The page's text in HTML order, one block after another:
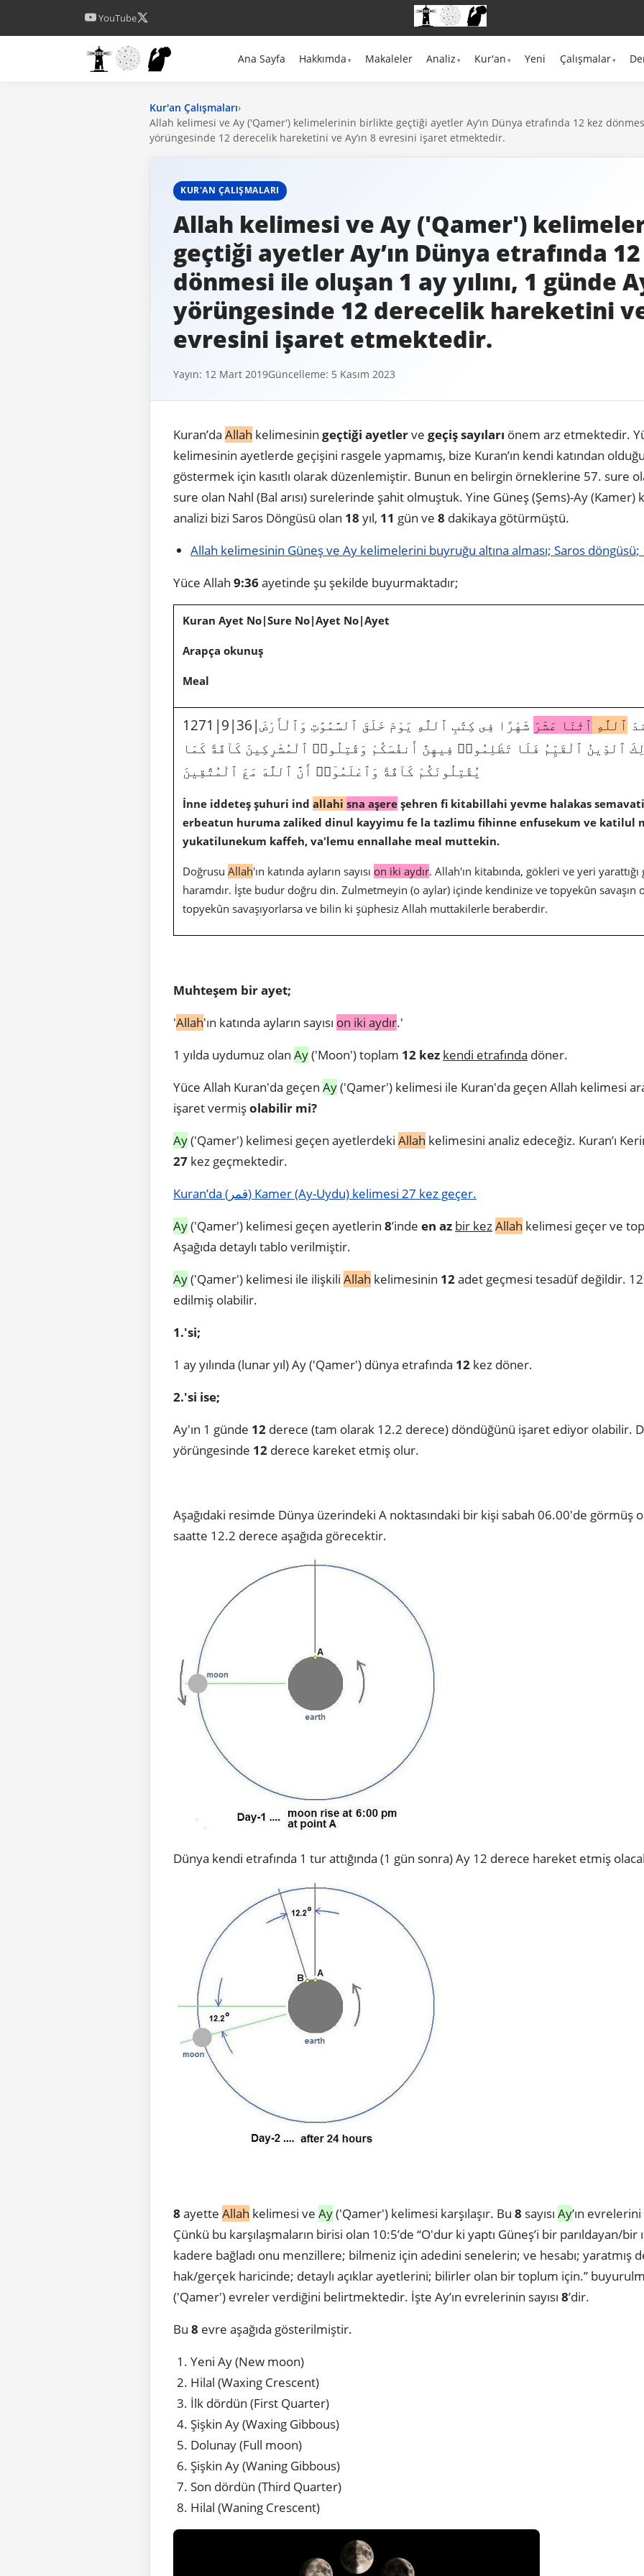
YouTube
Ana Sayfa Hakkımda Makaleler Analiz Kur'an Yeni Çalışmalar
Kur'an Çalışmaları›
Allah kelimesi ve Ay ('Qamer') kelimelerinin birlikte geçtiği ayetler Ay’ın Dünya etrafında 12 kez
yörüngesinde 12 derecelik hareketini ve Ay’ın 8 evresini işaret etmektedir.
KUR'AN ÇALIŞMALARI
Allah kelimesi ve Ay ('Qamer')
geçtiği ayetler Ay’ın Dünya etrafında
dönmesi ile oluşan 1 ay yılını, 1 günde
yörüngesinde 12 derecelik hareketini ve
evresini işaret etmektedir.
Yayın: 12 Mart 2019Güncelleme: 5 Kasım 2023
Kuran’da Allah kelimesinin geçtiği ayetlerve geçiş sayıları önem arz etmektedir.
kelimesinin ayetlerde geçişini rasgele yapmamış, bize Kuran’ın kendi katından
göstermek için kasıtlı olarak düzenlemiştir. Bunun en belirgin örneklerine 57. sure
sure olan Nahl (Bal arısı) surelerinde şahit olmuştuk. Yine Güneş (Şems)-Ay
analizi bizi Saros Döngüsü olan 18 yıl, 11 gün ve 8 dakikaya götürmüştü.
Allah kelimesinin Güneş ve Ay kelimelerini buyruğu altına alması; Saros döngüsü;
Yüce Allah 9:36ayetinde şu şekilde buyurmaktadır;
Kuran Ayet No|Sure No|Ayet No|Ayet
Arapça okunuş
Meal
ٱللَّهِ ٱثْنَا عَشَرَ شَهْرًا فِى كِتَٰبِ ٱللَّهِ يَوْمَ خَلَقَ ٱلسَّمَٰوَٰتِ وَٱلْأَرْضَ
ٱلدِّينُ ٱلْقَيِّمُ فَلَا تَظْلِمُوا۟ فِيهِنَّ أَنفُسَكُمْ وَقَٰتِلُوا۟ ٱلْمُشْرِكِينَ كَآفَّةً كَمَا
يُقَٰتِلُونَكُمْ كَآفَّةً وَٱعْلَمُوٓا۟ أَنَّ ٱللَّهَ مَعَ ٱلْمُتَّقِينَ
İnne iddeteş şuhuri ind allahi sna aşere şehren fi kitabillahi yevme halakas
erbeatun huruma zaliked dinul kayyimu fe la tazlimu fihinne enfusekum ve katilul
yukatilunekum kaffeh, va'lemu ennallahe meal muttekin.
Doğrusu Allah'ın katında ayların sayısı on iki aydır. Allah'ın kitabında, gökleri ve yeri
haramdır. İşte budur doğru din. Zulmetmeyin (o aylar) içinde kendinize ve topyekûn savaşın
topyekûn savaşıyorlarsa ve bilin ki şüphesiz Allah muttakilerle beraberdir.
Muhteşem bir ayet;
'Allah'ın katında ayların sayısı on iki aydır.'
1 yılda uydumuz olan Ay('Moon') toplam 12 kez kendi etrafında döner.
Yüce Allah Kuran'da geçen Ay('Qamer') kelimesi ile Kuran'da geçen Allah kelimesi
işaret vermişolabilir mi?
Ay('Qamer') kelimesi geçen ayetlerdeki Allah kelimesini analiz edeceğiz. Kuran’ı
27 kez geçmektedir.
Kuran’da (قمر) Kamer (Ay-Uydu) kelimesi 27 kez geçer.
Ay('Qamer') kelimesi geçen ayetlerin 8’inde en az bir kezAllah kelimesi geçer ve
Aşağıda detaylı tablo verilmiştir.
Ay('Qamer') kelimesi ile ilişkili Allah kelimesinin 12adet geçmesi tesadüf değildir. 12
edilmiş olabilir.
1.'si;
1 ay yılında (lunar yıl) Ay ('Qamer') dünya etrafında 12 kez döner.
2.'si ise;
Ay'ın 1 günde 12 derece (tam olarak 12.2 derece) döndüğünü işaret ediyor olabilir.
yörüngesinde 12 derece kareket etmiş olur.
Aşağıdaki resimde Dünya üzerindeki A noktasındaki bir kişi sabah 06.00'de görmüş
saatte 12.2 derece aşağıda görecektir.
Dünya kendi etrafında 1 tur attığında (1 gün sonra) Ay 12 derece hareket etmiş
8 ayette Allah kelimesi ve Ay('Qamer') kelimesi karşılaşır. Bu 8 sayısı Ay’ın
Çünkü bu karşılaşmaların birisi olan 10:5’de “O'dur ki yaptı Güneş’i bir parıldayan/bir
kadere bağladı onu menzillere; bilmeniz için adedini senelerin; ve hesabı; yaratmış
hak/gerçek haricinde; detaylı açıklar ayetlerini; bilirler olan bir toplum için.”
('Qamer') evreler verdiğini belirtmektedir. İşte Ay’ın evrelerinin sayısı 8’dir.
Bu 8 evre aşağıda gösterilmiştir.
Yeni Ay (New moon)
Hilal (Waxing Crescent)
İlk dördün (First Quarter)
Şişkin Ay (Waxing Gibbous)
Dolunay (Full moon)
Şişkin Ay (Waning Gibbous)
Son dördün (Third Quarter)
Hilal (Waning Crescent)